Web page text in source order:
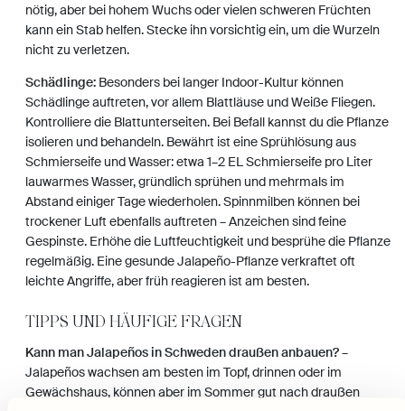
nötig, aber bei hohem Wuchs oder vielen schweren Früchten
kann ein Stab helfen. Stecke ihn vorsichtig ein, um die Wurzeln
nicht zu verletzen.
Schädlinge: Besonders bei langer Indoor-Kultur können
Schädlinge auftreten, vor allem Blattläuse und Weiße Fliegen.
Kontrolliere die Blattunterseiten. Bei Befall kannst du die Pflanze
isolieren und behandeln. Bewährt ist eine Sprühlösung aus
Schmierseife und Wasser: etwa 1–2 EL Schmierseife pro Liter
lauwarmes Wasser, gründlich sprühen und mehrmals im
Abstand einiger Tage wiederholen. Spinnmilben können bei
trockener Luft ebenfalls auftreten – Anzeichen sind feine
Gespinste. Erhöhe die Luftfeuchtigkeit und besprühe die Pflanze
regelmäßig. Eine gesunde Jalapeño-Pflanze verkraftet oft
leichte Angriffe, aber früh reagieren ist am besten.
TIPPS UND HÄUFIGE FRAGEN
Kann man Jalapeños in Schweden draußen anbauen?–
Jalapeños wachsen am besten im Topf, drinnen oder im
Gewächshaus, können aber im Sommer gut nach draußen